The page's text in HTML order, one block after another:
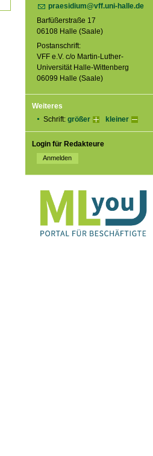
praesidium@vff.uni-halle.de
Barfüßerstraße 17
06108 Halle (Saale)
Postanschrift:
VFF e.V. c/o Martin-Luther-
Universität Halle-Wittenberg
06099 Halle (Saale)
Weiteres
Schrift: größer kleiner
Login für Redakteure